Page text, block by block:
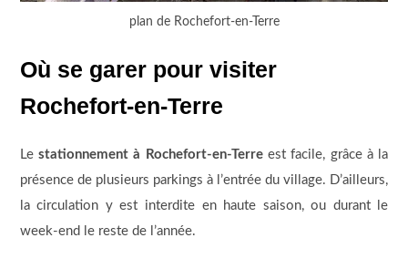
plan de Rochefort-en-Terre
Où se garer pour visiter
Rochefort-en-Terre
Lestationnement à Rochefort-en-Terreest facile, grâce à la
présence de plusieurs parkings à l’entrée du village. D’ailleurs,
la circulation y est interdite en haute saison, ou durant le
week-end le reste de l’année.